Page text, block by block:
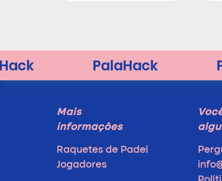
Mais
informações
Raquetes de Padel
Jogadores